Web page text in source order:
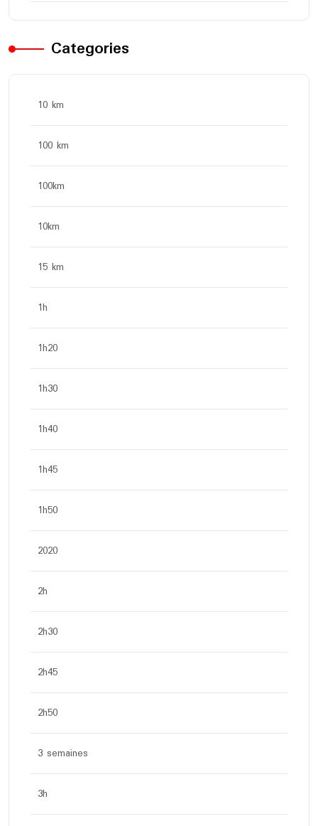
Categories
10 km
100 km
100km
10km
15 km
1h
1h20
1h30
1h40
1h45
1h50
2020
2h
2h30
2h45
2h50
3 semaines
3h